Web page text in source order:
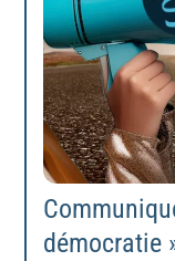
démocratie